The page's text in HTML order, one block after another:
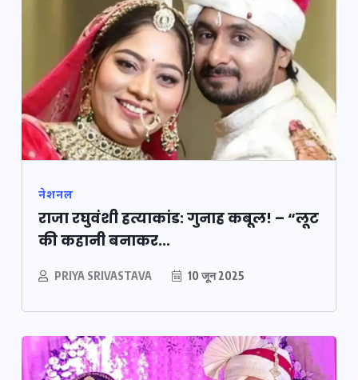
नेशनल
राजा रघुवंशी हत्याकांड: गुनाह कबूल! – “लूट
की कहानी बनाकर...
PRIYA SRIVASTAVA 10 जून 2025